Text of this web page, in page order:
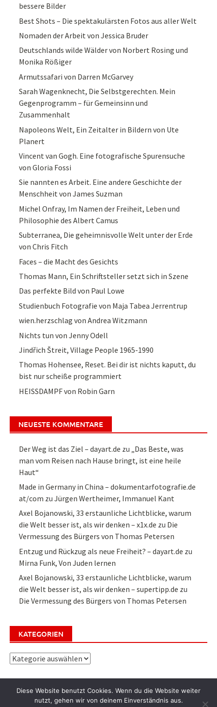
bessere Bilder
Best Shots – Die spektakulärsten Fotos aus aller Welt
Nomaden der Arbeit von Jessica Bruder
Deutschlands wilde Wälder von Norbert Rosing und
Monika Rößiger
Armutssafari von Darren McGarvey
Sarah Wagenknecht, Die Selbstgerechten. Mein
Gegenprogramm – für Gemeinsinn und
Zusammenhalt
Napoleons Welt, Ein Zeitalter in Bildern von Ute
Planert
Vincent van Gogh. Eine fotografische Spurensuche
von Gloria Fossi
Sie nannten es Arbeit. Eine andere Geschichte der
Menschheit von James Suzman
Michel Onfray, Im Namen der Freiheit, Leben und
Philosophie des Albert Camus
Subterranea, Die geheimnisvolle Welt unter der Erde
von Chris Fitch
Faces – die Macht des Gesichts
Thomas Mann, Ein Schriftsteller setzt sich in Szene
Das perfekte Bild von Paul Lowe
Studienbuch Fotografie von Maja Tabea Jerrentrup
wien.herzschlag von Andrea Witzmann
Nichts tun von Jenny Odell
Jindřich Štreit, Village People 1965-1990
Thomas Hohensee, Reset. Bei dir ist nichts kaputt, du
bist nur scheiße programmiert
HEISSDAMPF von Robin Garn
NEUESTE KOMMENTARE
Der Weg ist das Ziel – dayart.de zu „Das Beste, was
man vom Reisen nach Hause bringt, ist eine heile
Haut“
Made in Germany in China – dokumentarfotografie.de
at/com zuJürgen Wertheimer, Immanuel Kant
Axel Bojanowski, 33 erstaunliche Lichtblicke, warum
die Welt besser ist, als wir denken – x1x.de zu Die
Vermessung des Bürgers von Thomas Petersen
Entzug und Rückzug als neue Freiheit? – dayart.de zu
Mirna Funk, Von Juden lernen
Axel Bojanowski, 33 erstaunliche Lichtblicke, warum
die Welt besser ist, als wir denken – supertipp.de zu
Die Vermessung des Bürgers von Thomas Petersen
KATEGORIEN
Kategorien
Diese Website benutzt Cookies. Wenn du die Website weiter
nutzt, gehen wir von deinem Einverständnis aus.